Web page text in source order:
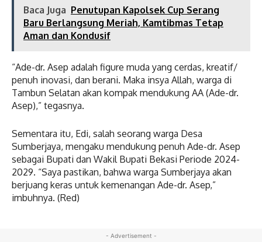
Baca Juga Penutupan Kapolsek Cup Serang
Baru Berlangsung Meriah, Kamtibmas Tetap
Aman dan Kondusif
“Ade-dr. Asep adalah figure muda yang cerdas, kreatif/
penuh inovasi, dan berani. Maka insya Allah, warga di
Tambun Selatan akan kompak mendukung AA (Ade-dr.
Asep),” tegasnya.
Sementara itu, Edi, salah seorang warga Desa
Sumberjaya, mengaku mendukung penuh Ade-dr. Asep
sebagai Bupati dan Wakil Bupati Bekasi Periode 2024-
2029. “Saya pastikan, bahwa warga Sumberjaya akan
berjuang keras untuk kemenangan Ade-dr. Asep,”
imbuhnya. (Red)
- Advertisement -